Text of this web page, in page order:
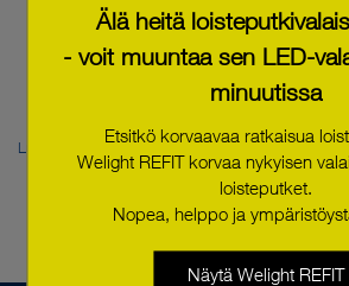
LEDiL-linssien
kanssa, mikä laajentaa
sovellusmahdollisuuksia kaupoissa.
Langaton ja paristoton painike yksittäisellä
, joka voidaan
basicDIM Wireless -järjestelmään..
Lue koko uutiskirje, joka sisältää nämä
Älä heitä
- voit muuntaa sen LED-
minuutissa
Etsitkö korvaavaa ratkaisua
Welight REFIT korvaa nykyisen
loisteputket.
Nopea, helppo ja
Näytä Welight REFIT